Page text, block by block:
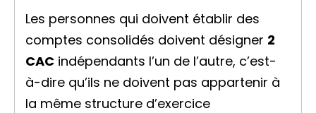
Les personnes qui doivent établir des
comptes consolidés doivent désigner 2
CAC indépendants l’un de l’autre, c’est-
à-dire qu’ils ne doivent pas appartenir à
la même structure d’exercice